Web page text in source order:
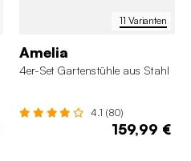
11 Varianten
Amelia
4er-Set Gartenstühle aus Stahl
4.1 (80)
159,99 €